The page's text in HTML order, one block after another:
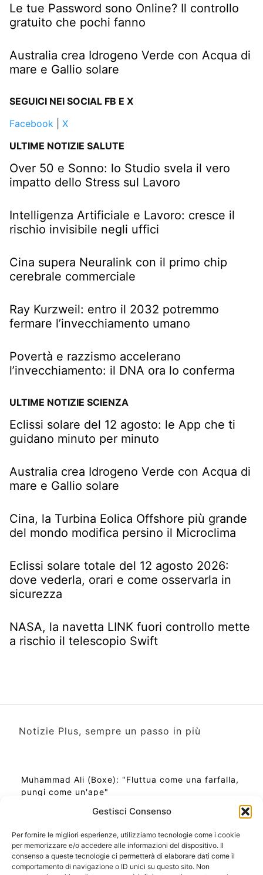
Gestisci Consenso
Per fornire le migliori esperienze, utilizziamo tecnologie come i cookie
per memorizzare e/o accedere alle informazioni del dispositivo. Il
consenso a queste tecnologie ci permetterà di elaborare dati come il
comportamento di navigazione o ID unici su questo sito. Non
Le tue Password sono Online? Il controllo
gratuito che pochi fanno
Australia crea Idrogeno Verde con Acqua di
mare e Gallio solare
SEGUICI NEI SOCIAL FB E X
Facebook
X
ULTIME NOTIZIE SALUTE
Over 50 e Sonno: lo Studio svela il vero
impatto dello Stress sul Lavoro
Intelligenza Artificiale e Lavoro: cresce il
rischio invisibile negli uffici
Cina supera Neuralink con il primo chip
cerebrale commerciale
Ray Kurzweil: entro il 2032 potremmo
fermare l’invecchiamento umano
Povertà e razzismo accelerano
l’invecchiamento: il DNA ora lo conferma
ULTIME NOTIZIE SCIENZA
Eclissi solare del 12 agosto: le App che ti
guidano minuto per minuto
Australia crea Idrogeno Verde con Acqua di
mare e Gallio solare
Cina, la Turbina Eolica Offshore più grande
del mondo modifica persino il Microclima
Eclissi solare totale del 12 agosto 2026:
dove vederla, orari e come osservarla in
sicurezza
NASA, la navetta LINK fuori controllo mette
a rischio il telescopio Swift
Notizie Plus, sempre un passo in più
Muhammad Ali (Boxe): "Fluttua come una farfalla,
pungi come un'ape"
Ora Esatta in Italia in questo momento
Ti Senti Strano Ultimamente? Potrebbe Essere per
la Risonanza di Schumann